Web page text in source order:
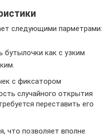
следующими парметрами:
как с узким
с фиксатором
случайного открытия
переставить его
что позволяет вполне